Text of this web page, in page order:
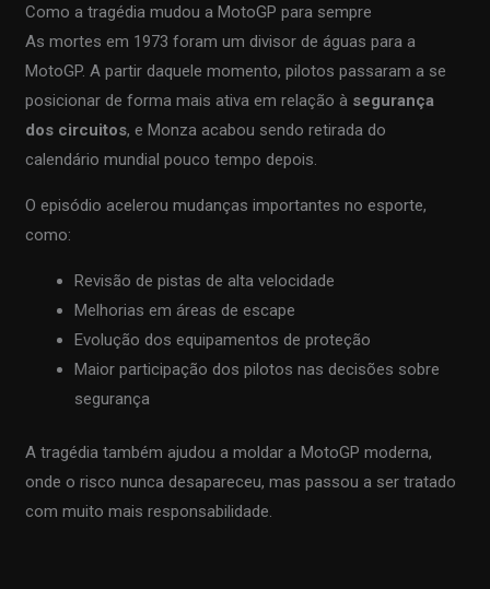
Como a tragédia mudou a MotoGP para sempre
As mortes em 1973 foram um divisor de águas para a
MotoGP. A partir daquele momento, pilotos passaram a se
posicionar de forma mais ativa em relação à segurança
dos circuitos, e Monza acabou sendo retirada do
calendário mundial pouco tempo depois.
O episódio acelerou mudanças importantes no esporte,
como:
Revisão de pistas de alta velocidade
Melhorias em áreas de escape
Evolução dos equipamentos de proteção
Maior participação dos pilotos nas decisões sobre
segurança
A tragédia também ajudou a moldar a MotoGP moderna,
onde o risco nunca desapareceu, mas passou a ser tratado
com muito mais responsabilidade.